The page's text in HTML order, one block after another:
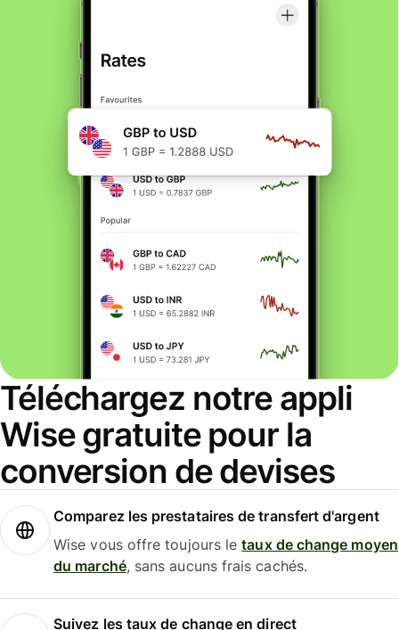
Téléchargez notre appli
Wise gratuite pour la
conversion de devises
Comparez les prestataires de transfert d'argent
Wise vous offre toujours letaux de change moyen
du marché, sans aucuns frais cachés.
Suivez les taux de change en direct